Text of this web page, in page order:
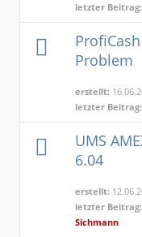
letzter Beitrag:
Problem
erstellt:
letzter Beitrag:
UMS
6.04
erstellt:
letzter Beitrag:
Sichmann